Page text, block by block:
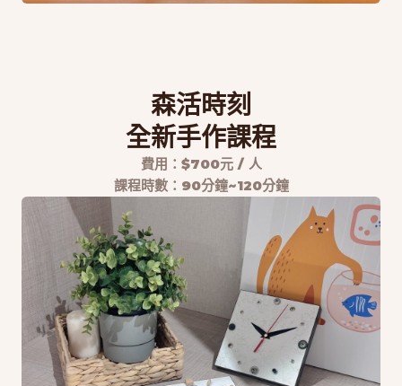
森活時刻
全新手作課程
費用：$700元 / 人
課程時數：90分鐘~120分鐘